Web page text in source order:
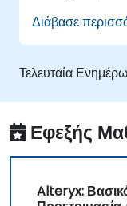
εργαλεία,
δοκιμών.
Μάθουν πώς
API για
από το
Alteryx,
και R.
Διάβασε
Τελευταία
Εφεξής
Alteryx: